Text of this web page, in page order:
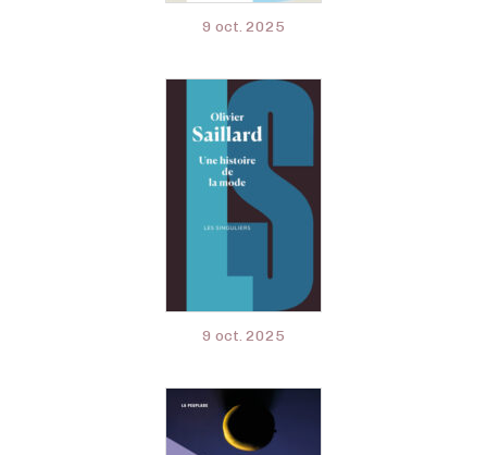
9 oct. 2025
9 oct. 2025